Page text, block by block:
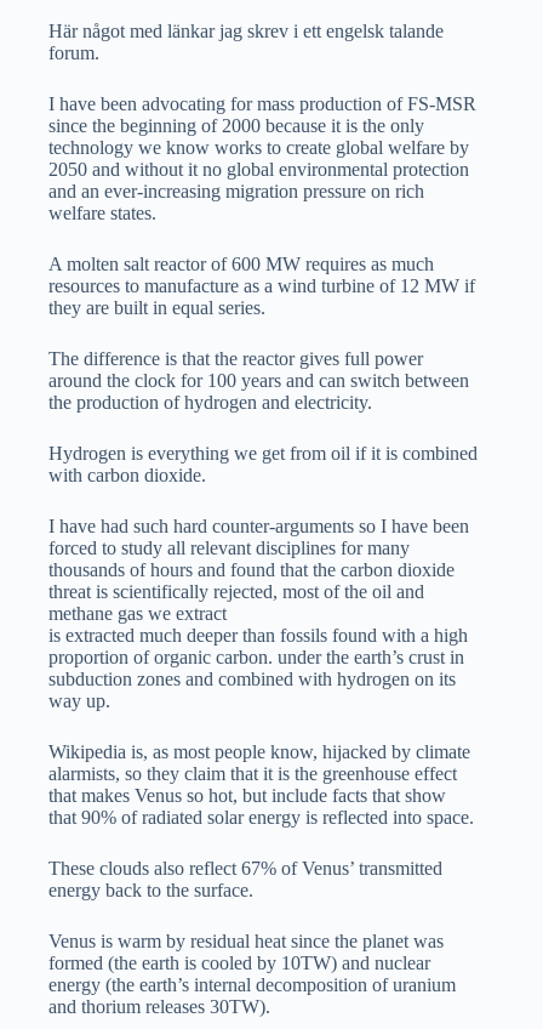
Här något med länkar jag skrev i ett engelsk talande
forum.
I have been advocating for mass production of FS-MSR
since the beginning of 2000 because it is the only
technology we know works to create global welfare by
2050 and without it no global environmental protection
and an ever-increasing migration pressure on rich
welfare states.
A molten salt reactor of 600 MW requires as much
resources to manufacture as a wind turbine of 12 MW if
they are built in equal series.
The difference is that the reactor gives full power
around the clock for 100 years and can switch between
the production of hydrogen and electricity.
Hydrogen is everything we get from oil if it is combined
with carbon dioxide.
I have had such hard counter-arguments so I have been
forced to study all relevant disciplines for many
thousands of hours and found that the carbon dioxide
threat is scientifically rejected, most of the oil and
methane gas we extract
is extracted much deeper than fossils found with a high
proportion of organic carbon. under the earth’s crust in
subduction zones and combined with hydrogen on its
way up.
Wikipedia is, as most people know, hijacked by climate
alarmists, so they claim that it is the greenhouse effect
that makes Venus so hot, but include facts that show
that 90% of radiated solar energy is reflected into space.
These clouds also reflect 67% of Venus’ transmitted
energy back to the surface.
Venus is warm by residual heat since the planet was
formed (the earth is cooled by 10TW) and nuclear
energy (the earth’s internal decomposition of uranium
and thorium releases 30TW).